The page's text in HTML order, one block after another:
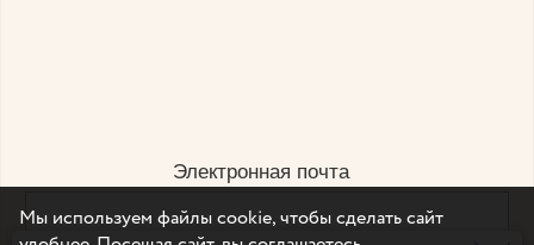
Электронная почта
Мы используем файлы cookie, чтобы сделать сайт